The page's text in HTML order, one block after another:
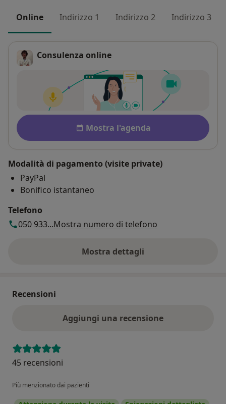
Online Indirizzo 1 Indirizzo 2 Indirizzo 3
Consulenza online
Disponibilità
Mostra l'agenda
Modalità di pagamento (visite private)
PayPal
Bonifico istantaneo
Telefono
050 933...Mostra numero di telefono
Mostra dettagli
sull'indirizzo
Recensioni
Aggiungi una recensione
45 recensioni
Più menzionato dai pazienti